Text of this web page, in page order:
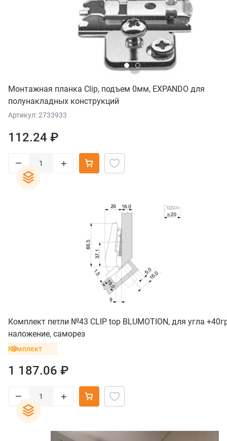
Монтажная планка Clip, подъем 0мм, EXPANDO для
полунакладных конструкций
Артикул: 2733933
112.24 ₽
– +
Комплект петли №43 CLIP top BLUMOTION, для угла
наложение, саморез
Комплект
1 187.06 ₽
– +